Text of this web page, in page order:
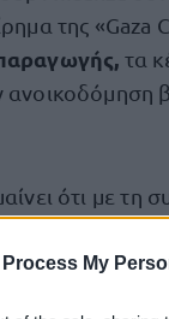
Process My
της «Gaza
τα
ότι με τη